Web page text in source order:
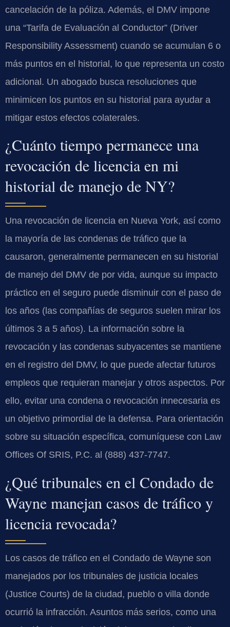
cancelación de la póliza. Además, el DMV impone
una “Tarifa de Evaluación al Conductor” (Driver
Responsibility Assessment) cuando se acumulan 6 o
más puntos en el historial, lo que representa un costo
adicional. Un abogado busca resoluciones que
minimicen los puntos en su historial para ayudar a
mitigar estos efectos colaterales.
¿Cuánto tiempo permanece una
revocación de licencia en mi
historial de manejo de NY?
Una revocación de licencia en Nueva York, así como
la mayoría de las condenas de tráfico que la
causaron, generalmente permanecen en su historial
de manejo del DMV de por vida, aunque su impacto
práctico en el seguro puede disminuir con el paso de
los años (las compañías de seguros suelen mirar los
últimos 3 a 5 años). La información sobre la
revocación y las condenas subyacentes se mantiene
en el registro del DMV, lo que puede afectar futuros
empleos que requieran manejar y otros aspectos. Por
ello, evitar una condena o revocación innecesaria es
un objetivo primordial de la defensa. Para orientación
sobre su situación específica, comuníquese con Law
Offices Of SRIS, P.C. al (888) 437-7747.
¿Qué tribunales en el Condado de
Wayne manejan casos de tráfico y
licencia revocada?
Los casos de tráfico en el Condado de Wayne son
manejados por los tribunales de justicia locales
(Justice Courts) de la ciudad, pueblo o villa donde
ocurrió la infracción. Asuntos más serios, como una